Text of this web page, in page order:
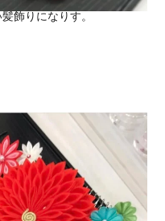
飾りになりす。